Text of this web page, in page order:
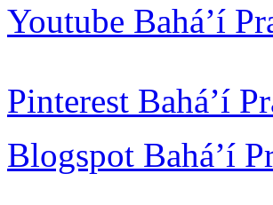
Youtube Bahá’í
Pinterest Bahá’í
Blogspot Bahá’í